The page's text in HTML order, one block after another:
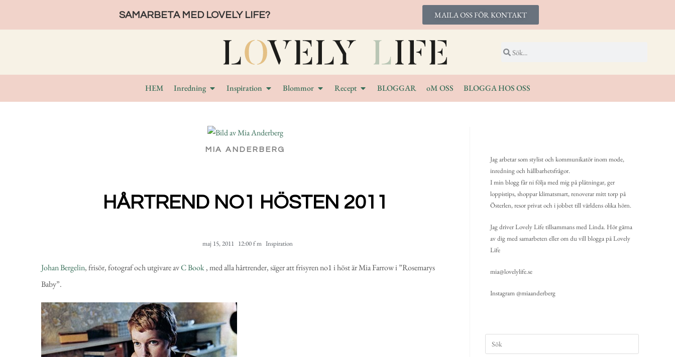
SAMARBETA MED LOVELY LIFE? MAILA OSS FÖR KONTAKT
HEM Inredning Inspiration Blommor Recept BLOGGAR oM OSS BLOGGA HOS OSS
MIA ANDERBERG
HÅRTREND NO1 HÖSTEN 2011
maj 15, 2011 12:00 f m Inspiration
Johan Bergelin, frisör, fotograf och utgivare avC Book, med alla hårtrender, säger att frisyren no1 i höst är Mia Farrow i ”Rosemarys
Baby”.
Jag arbetar som stylist och kommunikatör inom mode,
inredning och hållbarhetsfrågor.
I min blogg får ni följa med mig på plåtningar, ger
loppistips, shoppar klimatsmart, renoverar mitt torp på
Österlen, resor privat och i jobbet till världens olika hörn.
Jag driver Lovely Life tillsammans med Linda. Hör gärna
av dig med samarbeten eller om du vill blogga på Lovely
Life
mia@lovelylife.se
Instagram @miaanderberg